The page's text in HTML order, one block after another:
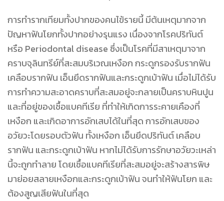
การทำรากเทียมทั้งปากของคนไข้รายนี้ มีต้นเหตุมากจาก
ปัญหาฟันโยกทั้งปากอย่างรุนแรง เนื่องจากโรคปริทันต์
หรือ Periodontal disease ซึ่งเป็นโรคที่มีสาเหตุมาจาก
คราบจุลินทรีย์ที่สะสมบริเวณเหงือกกระดูกรองรับรากฟัน
เคลือบรากฟัน เอ็นยึดรากฟันและกระดูกเบ้าฟัน เมื่อไม่ได้รับ
การทำความสะอาดคราบที่สะสมอยู่จะกลายเป็นคราบหินปูน
และที่อยู่ของเชื้อแบคทีเรีย ที่ทำให้เกิดการระคายเคืองที่
เหงือก และเกิดอาการอักเสบได้ในที่สุด การอักเสบของ
อวัยวะโดยรอบตัวฟัน ทั้งเหงือก เอ็นยึดปริทันต์ เคลือบ
รากฟัน และกระดูกเบ้าฟัน หากไม่ได้รับการรักษาอวัยวะเหล่า
นี้จะถูกทำลาย โดยเชื้อแบคทีเรียที่สะสมอยู่จะสร้างสารพิษ
มาย่อยสลายเหงือกและกระดูกเบ้าฟัน จนทำให้ฟันโยก และ
ต้องสูญเสียฟันในที่สุด